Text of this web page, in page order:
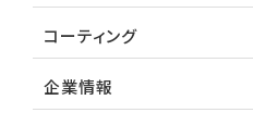
レガ
コーティング
企業情報